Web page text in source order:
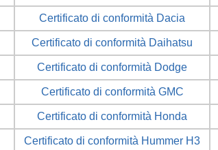
Certificato di conformità Dacia
Certificato di conformità Daihatsu
Certificato di conformità Dodge
Certificato di conformità GMC
Certificato di conformità Honda
Certificato di conformità Hummer H3